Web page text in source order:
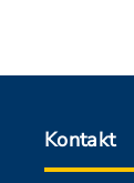
Kontakt